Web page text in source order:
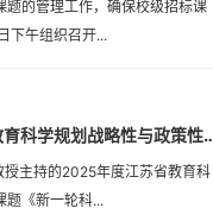
题的管理工作，确保校级招标课
下午组织召开...
我校举行2025年度江苏省教育
主持的2025年度江苏省教育科
题《新一轮科...